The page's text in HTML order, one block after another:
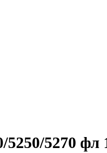
5270 фл